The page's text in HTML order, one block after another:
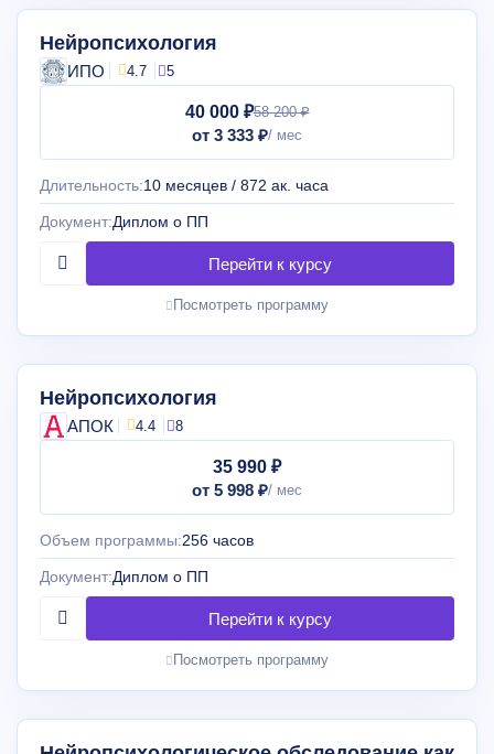
Нейропсихология
ИПО 4.7 5
40 000 ₽58 200 ₽
от 3 333 ₽
Длительность:10 месяцев / 872 ак. часа
Документ:Диплом о ПП
Посмотреть программу
Нейропсихология
АПОК 4.4 8
35 990 ₽
от 5 998 ₽
Объем программы:256 часов
Документ:Диплом о ПП
Посмотреть программу